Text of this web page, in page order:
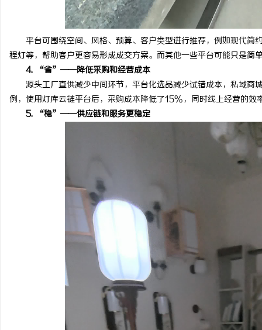
平台可围绕空间、风格、预算、客户类型进行推荐，例如现代简
程灯等，帮助客户更容易形成成交方案。而其他一些平台可能只是简
4. “省”——降低采购和经营成本
源头工厂直供减少中间环节，平台化选品减少试错成本，私域商
例，使用灯库云链平台后，采购成本降低了15%，同时线上经营的效
5. “稳”——供应链和服务更稳定